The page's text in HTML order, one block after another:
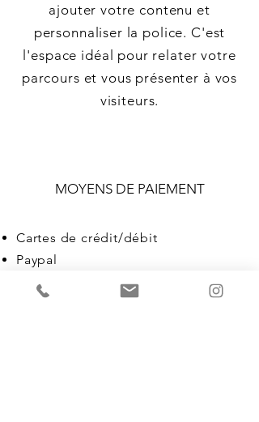
ajouter votre contenu et
personnaliser la police. C'est
l'espace idéal pour relater votre
parcours et vous présenter à vos
visiteurs.
MOYENS DE PAIEMENT
Cartes de crédit/débit
Paypal
Paiements hors ligne